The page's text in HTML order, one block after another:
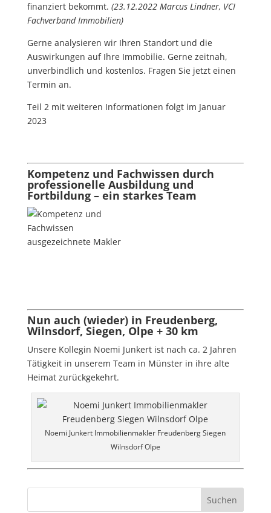
finanziert bekommt. (23.12.2022 Marcus Lindner, VCI
Fachverband Immobilien)
Gerne analysieren wir Ihren Standort und die
Auswirkungen auf Ihre Immobilie. Gerne zeitnah,
unverbindlich und kostenlos. Fragen Sie jetzt einen
Termin an.
Teil 2 mit weiteren Informationen folgt im Januar
2023
Kompetenz und Fachwissen durch
professionelle Ausbildung und
Fortbildung – ein starkes Team
Nun auch (wieder) in Freudenberg,
Wilnsdorf, Siegen, Olpe + 30 km
Unsere Kollegin Noemi Junkert ist nach ca. 2 Jahren
Tätigkeit in unserem Team in Münster in ihre alte
Heimat zurückgekehrt.
Noemi Junkert Immobilienmakler Freudenberg Siegen
Wilnsdorf Olpe